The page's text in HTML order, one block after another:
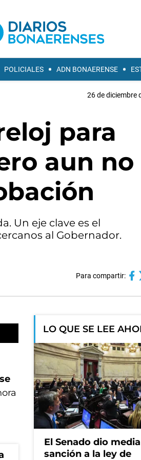
POLICIALES ADN BONAERENSE
26 de diciembre
para
aun no
Un eje clave es el
al Gobernador.
Para compartir:
LO QUE SE LEE
El Senado dio media
sanción a la ley de